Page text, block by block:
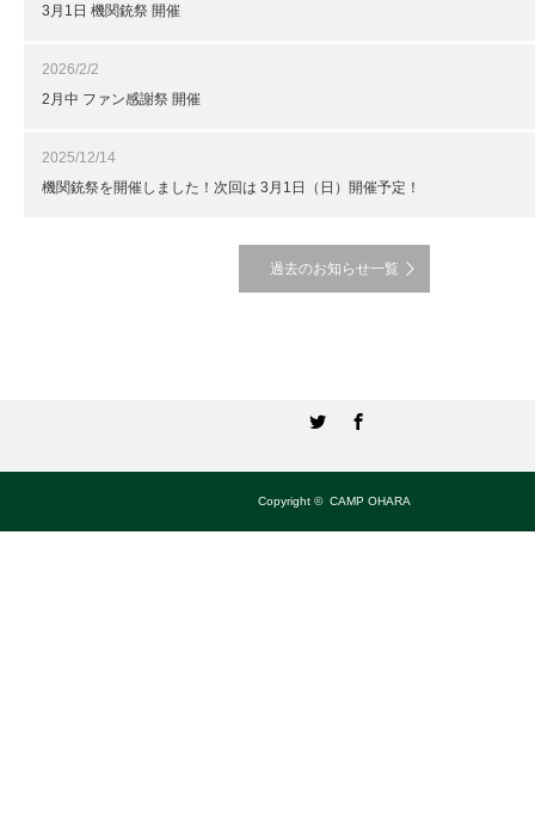
3月1日 機関銃祭 開催
2026/2/2
2月中 ファン感謝祭 開催
2025/12/14
機関銃祭を開催しました！次回は 3月1日（日）開催予定！
過去のお知らせ一覧
Copyright © CAMP OHARA